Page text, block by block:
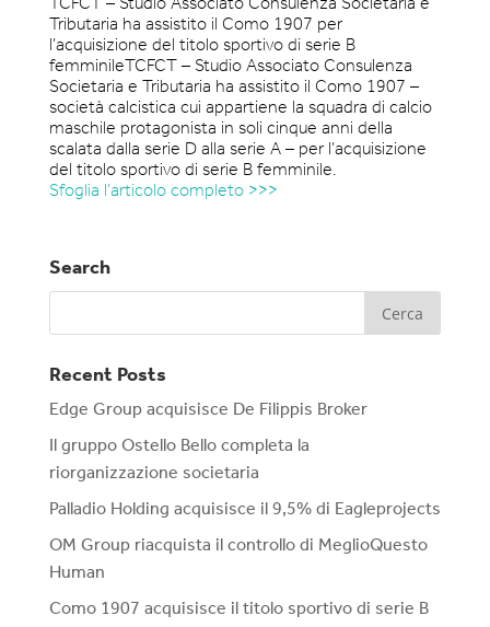
TCFCT – Studio Associato Consulenza Societaria e
Tributaria ha assistito il Como 1907 per
l’acquisizione del titolo sportivo di serie B
femminileTCFCT – Studio Associato Consulenza
Societaria e Tributaria ha assistito il Como 1907 –
società calcistica cui appartiene la squadra di calcio
maschile protagonista in soli cinque anni della
scalata dalla serie D alla serie A – per l’acquisizione
del titolo sportivo di serie B femminile.
Sfoglia l’articolo completo >>>
Search
Recent Posts
Edge Group acquisisce De Filippis Broker
Il gruppo Ostello Bello completa la
riorganizzazione societaria
Palladio Holding acquisisce il 9,5% di Eagleprojects
OM Group riacquista il controllo di MeglioQuesto
Human
Como 1907 acquisisce il titolo sportivo di serie B